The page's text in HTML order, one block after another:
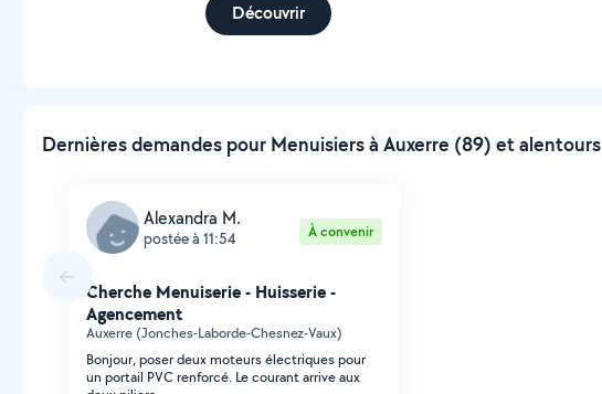
Découvrir
Dernières demandes pour Menuisiers à Auxerre (89) et alentours
Alexandra M.
postée à 11:54 À convenir
Cherche Menuiserie - Huisserie -
Agencement
Auxerre (Jonches-Laborde-Chesnez-Vaux)
Bonjour, poser deux moteurs électriques pour
un portail PVC renforcé. Le courant arrive aux